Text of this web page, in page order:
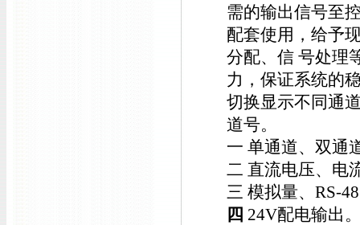
需的输出信号至
配套使用，给予
分配、信 号处理
力，保证系统的
切换显示不同通
道号。
一 单通道、双通
二 直流电压、电
三 模拟量、RS-
四 24V配电输出